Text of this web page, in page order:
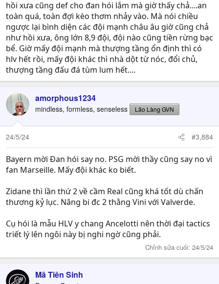
hồi xưa cũng def cho đan hói lắm mà giờ thấy chả....an
toàn quá, toàn đợi kèo thơm nhảy vào. Mà nói chiều
ngược lại bình diện các đội mạnh châu âu giờ cũng chả
như hồi xưa, ông lớn 8,9 đội, đội nào cũng tiền rừng bạc
bể. Giờ mấy đội mạnh mà thượng tầng ổn định thì có
hlv hết rồi, mấy đội khác thì nhà dột từ nóc, đổi chủ,
thượng tầng đấu đá tùm lum hết....
amorphous1234
mindless, formless, senseless Lão Làng GVN
24/5/24 #3,884
Bayern mời Đan hói say no. PSG mời thầy cũng say no vì
fan Marseille. Mấy đội khác ko biết.
Zidane thì lần thứ 2 về cầm Real cũng khá tốt dù chấn
thương kỷ lục. Nâng bi đc 2 thằng Vini với Valverde.
Cụ hói là mẫu HLV y chang Ancelotti nên thời đại tactics
triết lý lên ngôi này bị nghi ngờ cũng phải.
Chỉnh sửa cuối: 24/5/24
Mã Tiên Sinh